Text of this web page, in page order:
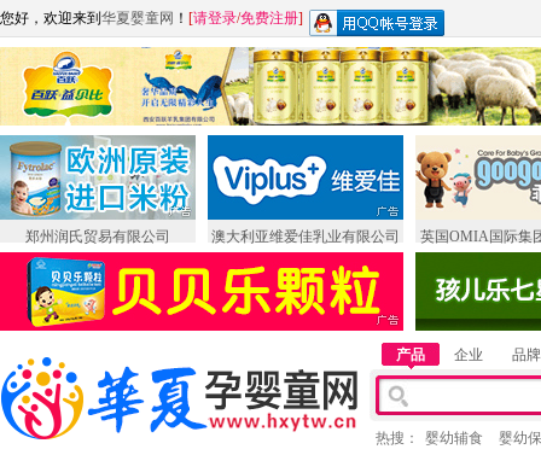
您好，欢迎来到 华夏婴童网 ！ [请登录/免费注册]
郑州润氏贸易有限公司 澳大利亚维爱佳乳业有限公司 英国OMIA国际集
产品 企业 品牌
热搜： 婴幼辅食 婴幼